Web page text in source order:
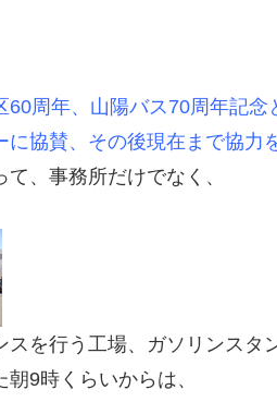
年、山陽バス70周年記念
賛、その後現在まで協力を
、事務所だけでなく、
を行う工場、ガソリンスタ
9時くらいからは、